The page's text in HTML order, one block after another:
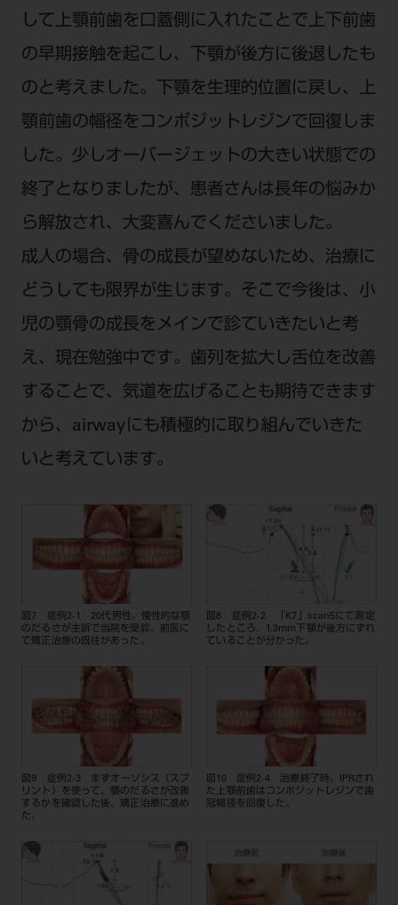
して上顎前歯を口蓋側に入れたことで上下前歯
の早期接触を起こし、下顎が後方に後退したも
のと考えました。下顎を生理的位置に戻し、上
顎前歯の幅径をコンポジットレジンで回復しま
した。少しオーバージェットの大きい状態での
終了となりましたが、患者さんは長年の悩みか
ら解放され、大変喜んでくださいました。
成人の場合、骨の成長が望めないため、治療に
どうしても限界が生じます。そこで今後は、小
児の顎骨の成長をメインで診ていきたいと考
え、現在勉強中です。歯列を拡大し舌位を改善
することで、気道を広げることも期待できます
から、airwayにも積極的に取り組んでいきた
いと考えています。
図7 症例2-1 20代男性。慢性的な顎
のだるさが主訴で当院を受診。前医に
て矯正治療の既往があった。
図8 症例2-2 「K7」scan5にて測定
したところ、1.3mm下顎が後方にずれ
ていることが分かった。
図9 症例2-3 まずオーソシス（スプ
リント）を使って、顎のだるさが改善
するかを確認した後、矯正治療に進め
た。
図10 症例2-4 治療終了時。IPRされ
た上顎前歯はコンポジットレジンで歯
冠幅径を回復した。